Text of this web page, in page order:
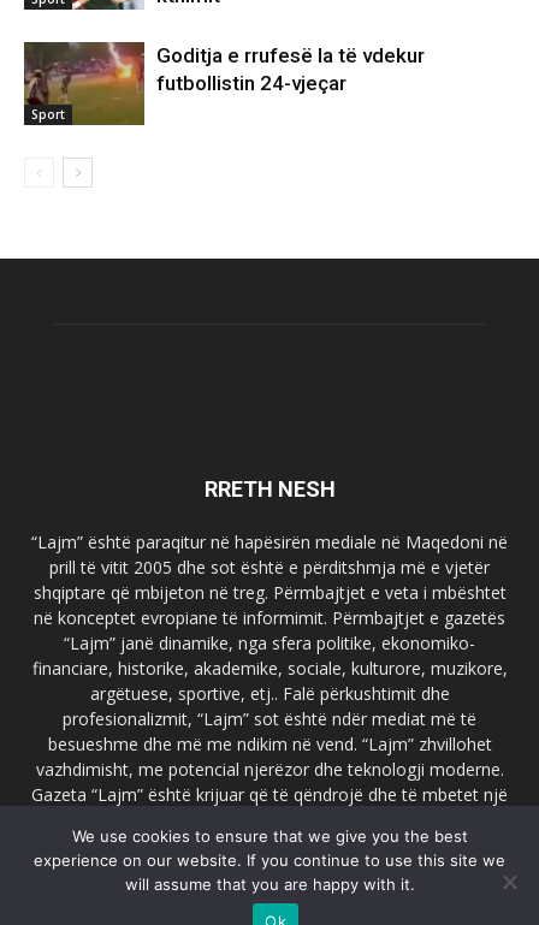
Sport
Goditja e rrufesë la të vdekur
futbollistin 24-vjeçar
RRETH NESH
“Lajm” është paraqitur në hapësirën mediale në Maqedoni në
prill të vitit 2005 dhe sot është e përditshmja më e vjetër
shqiptare që mbijeton në treg. Përmbajtjet e veta i mbështet
në konceptet evropiane të informimit. Përmbajtjet e gazetës
“Lajm” janë dinamike, nga sfera politike, ekonomiko-
financiare, historike, akademike, sociale, kulturore, muzikore,
argëtuese, sportive, etj.. Falë përkushtimit dhe
profesionalizmit, “Lajm” sot është ndër mediat më të
besueshme dhe më me ndikim në vend. “Lajm” zhvillohet
vazhdimisht, me potencial njerëzor dhe teknologji moderne.
Gazeta “Lajm” është krijuar që të qëndrojë dhe të mbetet një
faqja zyrtare e gazetës “Lajm”, www.lajmpress.org është një
ndër portalet më të njohur në Maqedoni.
We use cookies to ensure that we give you the best
experience on our website. If you continue to use this site we
will assume that you are happy with it.
Ok